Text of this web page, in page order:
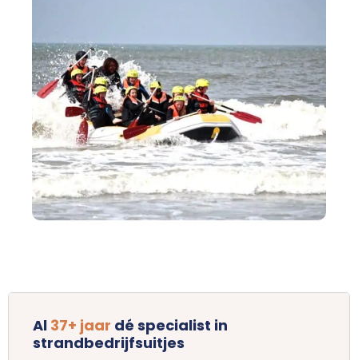
Al 37+ jaar dé specialist in
strandbedrijfsuitjes